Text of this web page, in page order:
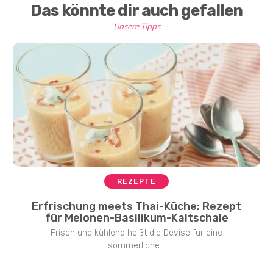
Das könnte dir auch gefallen
Unsere Tipps
REZEPTE
Erfrischung meets Thai-Küche: Rezept
für Melonen-Basilikum-Kaltschale
Frisch und kühlend heißt die Devise für eine
sommerliche...